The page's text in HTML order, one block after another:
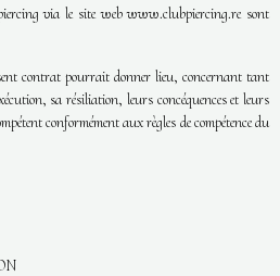
via le site web www.clubpiercing.re sont
contrat pourrait donner lieu, concernant tant
sa résiliation, leurs concéquences et leurs
conformément aux règles de compétence du